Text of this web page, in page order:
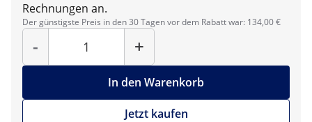
Rechnungen an.
Der günstigste Preis in den 30 Tagen vor dem Rabatt war: 134,00 €
-
Menge
+
In den Warenkorb
Jetzt kaufen